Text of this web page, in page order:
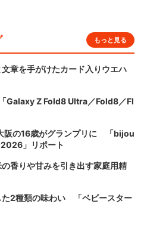
もっと見る
章を手がけたカード入りウエハ
Galaxy Z Fold8 Ultra／Fold8／Fl
阪の16歳がグランプリに 「bijou
」リポート
香りや甘みを引き出す家庭用精
た2種類の味わい 「ベビースター